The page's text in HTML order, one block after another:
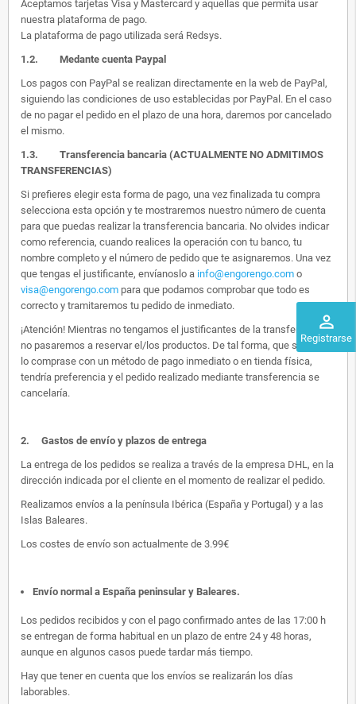
perm_identity
Registrarse
Aceptamos tarjetas Visa y Mastercard y aquellas que permita usar
nuestra plataforma de pago.
La plataforma de pago utilizada será Redsys.
1.2. Medante cuenta Paypal
Los pagos con PayPal se realizan directamente en la web de PayPal,
siguiendo las condiciones de uso establecidas por PayPal. En el caso
de no pagar el pedido en el plazo de una hora, daremos por cancelado
el mismo.
1.3. Transferencia bancaria (ACTUALMENTE NO ADMITIMOS
TRANSFERENCIAS)
Si prefieres elegir esta forma de pago, una vez finalizada tu compra
selecciona esta opción y te mostraremos nuestro número de cuenta
para que puedas realizar la transferencia bancaria. No olvides indicar
como referencia, cuando realices la operación con tu banco, tu
nombre completo y el número de pedido que te asignaremos. Una vez
que tengas el justificante, envíanoslo a info@engorengo.com o
visa@engorengo.com para que podamos comprobar que todo es
correcto y tramitaremos tu pedido de inmediato.
¡Atención! Mientras no tengamos el justificantes de la transferencia,
no pasaremos a reservar el/los productos. De tal forma, que si alguien
lo comprase con un método de pago inmediato o en tienda física,
tendría preferencia y el pedido realizado mediante transferencia se
cancelaría.
2. Gastos de envío y plazos de entrega
La entrega de los pedidos se realiza a través de la empresa DHL, en la
dirección indicada por el cliente en el momento de realizar el pedido.
Realizamos envíos a la península Ibérica (España y Portugal) y a las
Islas Baleares.
Los costes de envío son actualmente de 3.99€
Envío normal a España peninsular y Baleares.
Los pedidos recibidos y con el pago confirmado antes de las 17:00 h
se entregan de forma habitual en un plazo de entre 24 y 48 horas,
aunque en algunos casos puede tardar más tiempo.
Hay que tener en cuenta que los envíos se realizarán los días
laborables.